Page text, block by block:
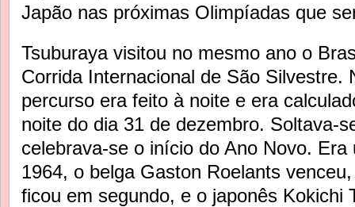
Japão nas próximas Olimpíadas que
Tsuburaya visitou no mesmo ano o
Corrida Internacional de São Silvestre.
percurso era feito à noite e era
noite do dia 31 de dezembro. Soltava-
celebrava-se o início do Ano Novo.
1964, o belga Gaston Roelants
ficou em segundo, e o japonês Kokichi